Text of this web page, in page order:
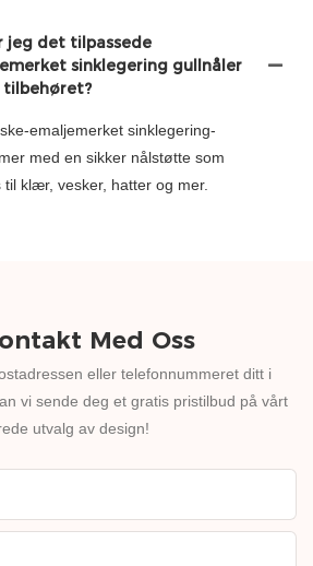
jeg det tilpassede
sinklegering gullnåler
emaljemerket sinklegering-
med en sikker nålstøtte som
klær, vesker, hatter og mer.
Med Oss
eller telefonnummeret ditt i
vi sende deg et gratis pristilbud på vårt
utvalg av design!